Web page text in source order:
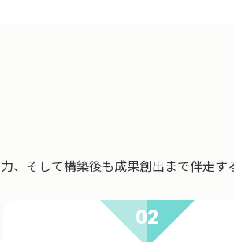
、そして構築後も成果創出まで伴走す
02